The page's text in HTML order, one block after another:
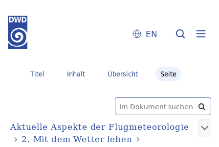
EN
Titel Inhalt Übersicht Seite
Aktuelle Aspekte der Flugmeteorologie
2. Mit dem Wetter leben